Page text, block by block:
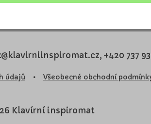
+420 737
údajů • Všeobecné obchodní
Klavírní inspiromat